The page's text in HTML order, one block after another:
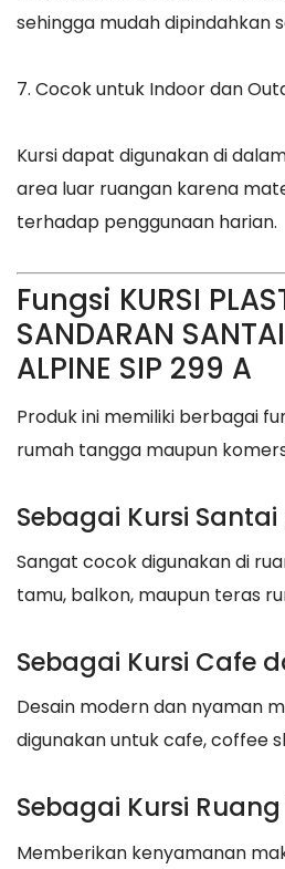
sehingga mudah dipindahkan
7. Cocok untuk Indoor dan
Kursi dapat digunakan di
area luar ruangan karena
terhadap penggunaan harian.
Fungsi KURSI
SANDARAN
ALPINE SIP 299 A
Produk ini memiliki berbagai
rumah tangga maupun
Sebagai Kursi
Sangat cocok digunakan di
tamu, balkon, maupun teras
Sebagai Kursi Cafe
Desain modern dan nyaman
digunakan untuk cafe, coffee
Sebagai Kursi
Memberikan kenyamanan